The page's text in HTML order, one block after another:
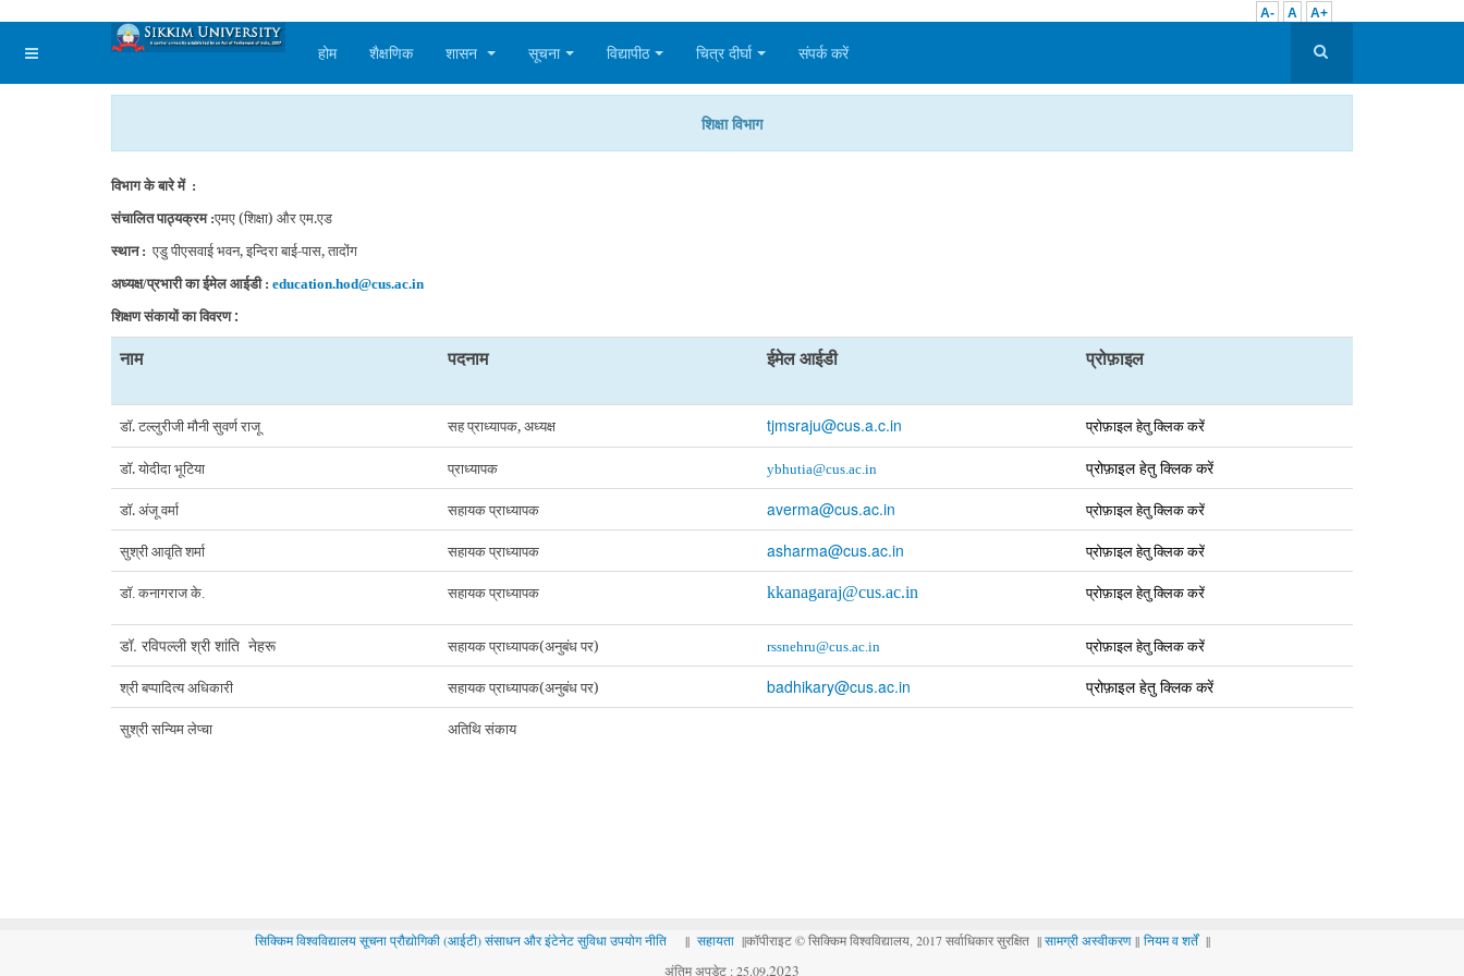
A- A A+
होम शैक्षणिक शासन सूचना विद्यापीठ चित्र दीर्घा संपर्क करें
शिक्षा विभाग
विभाग के बारे में :
संचालित पाठ्यक्रम :एमए (शिक्षा) और एम.एड
स्थान : एडु पीएसवाई भवन,इन्दिरा बाई-पास,तादोंग
अध्यक्ष/प्रभारी का ईमेल आईडी : education.hod@cus.ac.in
शिक्षण संकायों का विवरण :
नाम पदनाम ईमेल आईडी प्रोफ़ाइल
डॉ. टल्लुरीजी मौनी सुवर्ण राजू सह प्राध्यापक,अध्यक्ष tjmsraju@cus.a.c.in प्रोफ़ाइल हेतु क्लिक करें
डॉ. योदीदा भूटिया प्राध्यापक ybhutia@cus.ac.in प्रोफ़ाइल हेतु क्लिक करें
डॉ. अंजू वर्मा सहायक प्राध्यापक averma@cus.ac.in प्रोफ़ाइल हेतु क्लिक करें
सुश्री आवृति शर्मा सहायक प्राध्यापक asharma@cus.ac.in प्रोफ़ाइल हेतु क्लिक करें
डॉ. कनागराज के. सहायक प्राध्यापक kkanagaraj@cus.ac.in प्रोफ़ाइल हेतु क्लिक करें
डॉ. रविपल्ली श्री शांति नेहरू सहायक प्राध्यापक(अनुबंध पर) rssnehru@cus.ac.in प्रोफ़ाइल हेतु क्लिक करें
श्री बप्पादित्य अधिकारी सहायक प्राध्यापक(अनुबंध पर) badhikary@cus.ac.in प्रोफ़ाइल हेतु क्लिक करें
सुश्री सन्यिम लेप्चा अतिथि संकाय
सिक्किम विश्वविद्यालय सूचना प्रौद्योगिकी (आईटी) संसाधन और इंटेनेट सुविधा उपयोग नीति || सहायता||कॉपीराइट © सिक्किम विश्वविद्यालय, 2017 सर्वाधिकार सुरक्षित ||सामग्री अस्वीकरण|| नियम व शर्तें||
अंतिम अपडेट : 25.09.2023